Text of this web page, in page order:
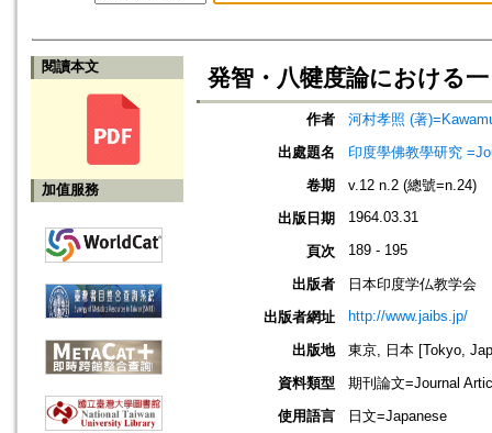
閱讀本文
加值服務
発智・八犍度論における
作者
河村孝照 (著
出處題名
印度學佛教學研究
卷期
v.12 n.2 (總號=n.24)
出版日期
1964.03.31
頁次 189 - 195
出版者
日本印度学仏教学会
出版者網址
http://www.jaibs.jp/
出版地
東京, 日本 [Tokyo,
資料類型
期刊論文=Journal
使用語言
日文=Japanese